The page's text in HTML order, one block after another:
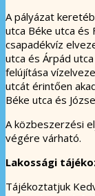
A pályázat
utca Béke utca és
csapadékvíz
utca és Árpád
felújítása
utcát érintően
Béke utca és
A közbeszerzési
végére várható.
Lakossági
Tájékoztatjuk